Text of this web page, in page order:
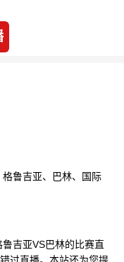
格鲁吉亚、巴林、国际
鲁吉亚VS巴林的比赛直